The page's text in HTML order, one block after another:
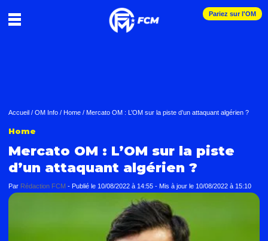
Pariez sur l'OM
Accueil / OM Info / Home / Mercato OM : L’OM sur la piste d’un attaquant algérien ?
Home
Mercato OM : L’OM sur la piste
d’un attaquant algérien ?
Par Rédaction FCM - Publié le 10/08/2022 à 14:55 - Mis à jour le 10/08/2022 à 15:10